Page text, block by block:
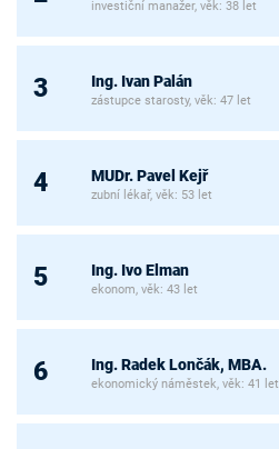
investiční manažer, věk: 38 let
3 Ing. Ivan Palán
zástupce starosty, věk: 47 let
4 MUDr. Pavel Kejř
zubní lékař, věk: 53 let
5 Ing. Ivo Elman
ekonom, věk: 43 let
6 Ing. Radek Lončák, MBA.
ekonomický náměstek, věk: 41 let